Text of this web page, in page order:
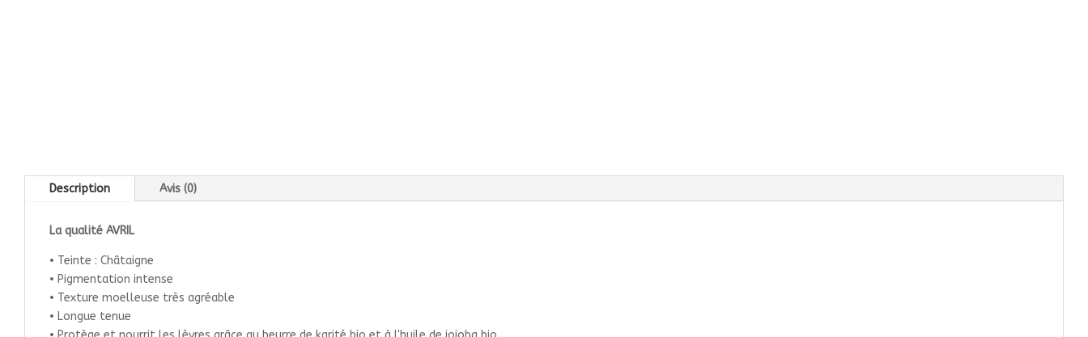
Description Avis (0)
La qualité AVRIL
• Teinte : Châtaigne
• Pigmentation intense
• Texture moelleuse très agréable
• Longue tenue